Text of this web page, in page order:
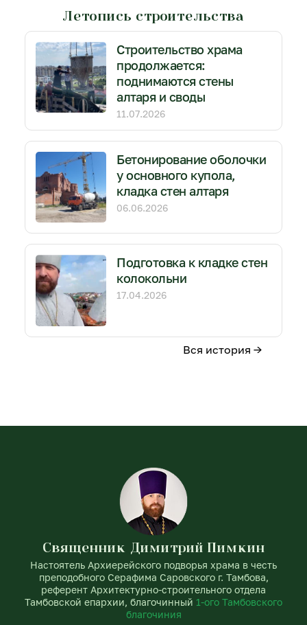
Летопись строительства
Строительство храма
продолжается:
поднимаются стены
алтаря и своды
11.07.2026
Бетонирование оболочки
у основного купола,
кладка стен алтаря
06.06.2026
Подготовка к кладке стен
колокольни
17.04.2026
Вся история →
Священник Димитрий Пимкин
Настоятель Архиерейского подворья храма в честь
преподобного Серафима Саровского г. Тамбова,
референт Архитектурно-строительного отдела
Тамбовской епархии, благочинный 1-ого Тамбовского
благочиния